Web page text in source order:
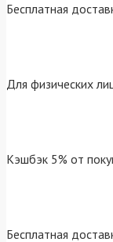
Бесплатная
Для физических
Кэшбэк 5% от
Бесплатная